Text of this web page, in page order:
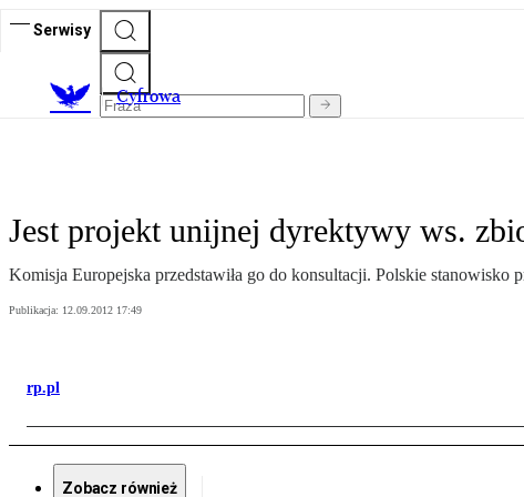
Serwisy
Cyfrowa
Jest projekt unijnej dyrektywy ws.
Komisja Europejska przedstawiła go do konsultacji. Polskie stanowisko
Publikacja: 12.09.2012 17:49
rp.pl
Zobacz również